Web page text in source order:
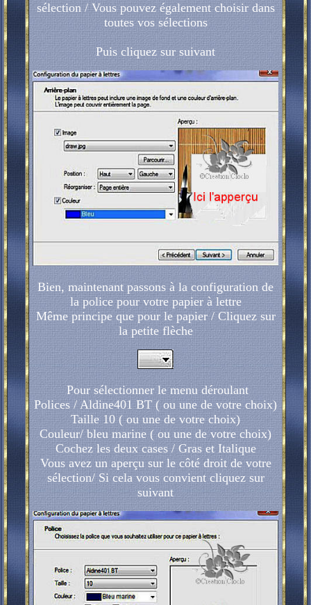
sélection / Vous pouvez également choisir dans
toutes vos sélections
Puis cliquez sur suivant
Bien, maintenant passons à la configuration de
la police pour votre papier à lettre
Même principe que pour le papier / Cliquez sur
la petite flèche
Pour sélectionner le menu déroulant
Polices / Aldine401 BT ( ou une de votre choix)
Taille 10 ( ou une de votre choix)
Couleur/ bleu marine ( ou une de votre choix)
Cochez les deux cases / Gras et Italique
Vous avez un aperçu sur le côté droit de votre
sélection/ Si cela vous convient cliquez sur
suivant